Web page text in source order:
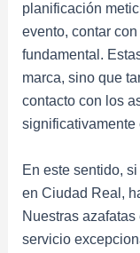
planificación
evento, contar
fundamental.
marca, sino que
contacto con los
significativamente
En este sentido,
en Ciudad Real,
Nuestras
servicio